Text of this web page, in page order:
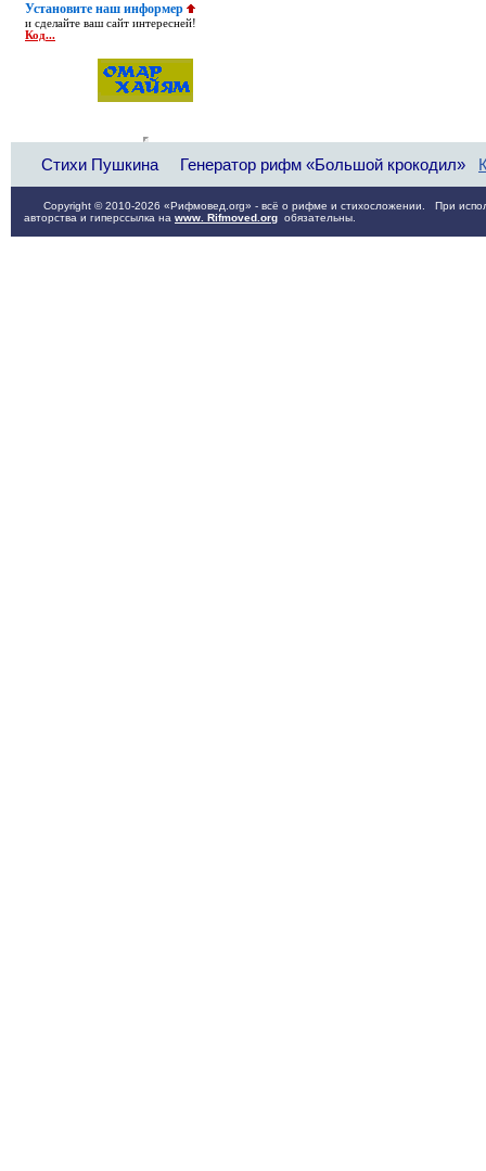
Установите наш информер
и сделайте ваш сайт интересней!
Код...
Стихи Пушкина Генератор рифм «Большой крокодил»
Copyright © 2010-2026 «Рифмовед.org» - всё о рифме и стихосложении. При
авторства и гиперссылка на www. Rifmoved.org обязательны.